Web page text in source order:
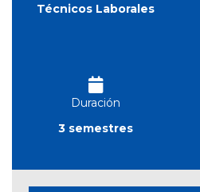
Técnicos Laborales
Duración
3 semestres